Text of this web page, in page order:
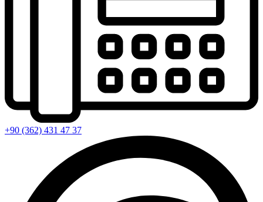
+90 (362) 431 47 37